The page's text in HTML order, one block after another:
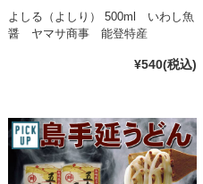
よしる（よしり） 500ml いわし魚
醤 ヤマサ商事 能登特産
¥540(税込)